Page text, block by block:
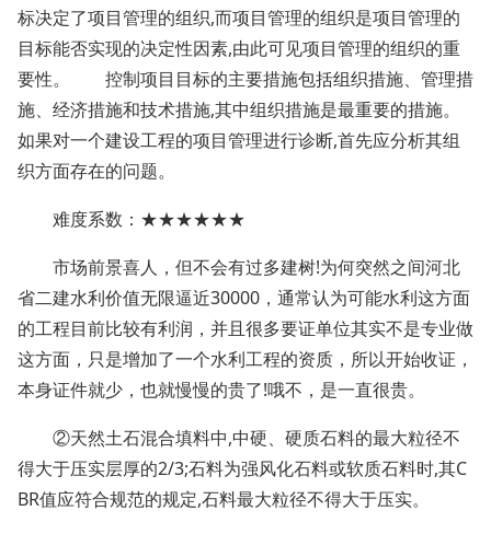
标决定了项目管理的组织,而项目管理的组织是项目管理的
目标能否实现的决定性因素,由此可见项目管理的组织的重
要性。 控制项目目标的主要措施包括组织措施、管理措
施、经济措施和技术措施,其中组织措施是最重要的措施。
如果对一个建设工程的项目管理进行诊断,首先应分析其组
织方面存在的问题。
难度系数：★★★★★★
市场前景喜人，但不会有过多建树!为何突然之间河北
省二建水利价值无限逼近30000，通常认为可能水利这方面
的工程目前比较有利润，并且很多要证单位其实不是专业做
这方面，只是增加了一个水利工程的资质，所以开始收证，
本身证件就少，也就慢慢的贵了!哦不，是一直很贵。
②天然土石混合填料中,中硬、硬质石料的最大粒径不
得大于压实层厚的2/3;石料为强风化石料或软质石料时,其C
BR值应符合规范的规定,石料最大粒径不得大于压实。